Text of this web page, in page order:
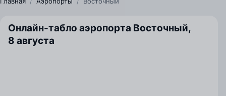
Онлайн-табло аэропорта Восточный,
8 августа